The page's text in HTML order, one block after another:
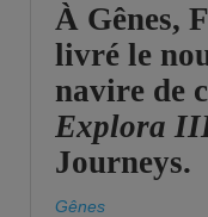
À Gênes,
livré le
navire de
Explora
Journeys.
Gênes